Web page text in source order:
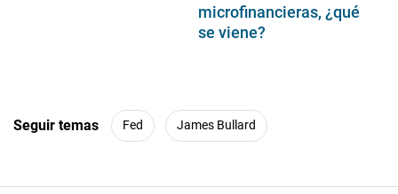
microfinancieras, ¿qué
se viene?
Seguir temas Fed James Bullard